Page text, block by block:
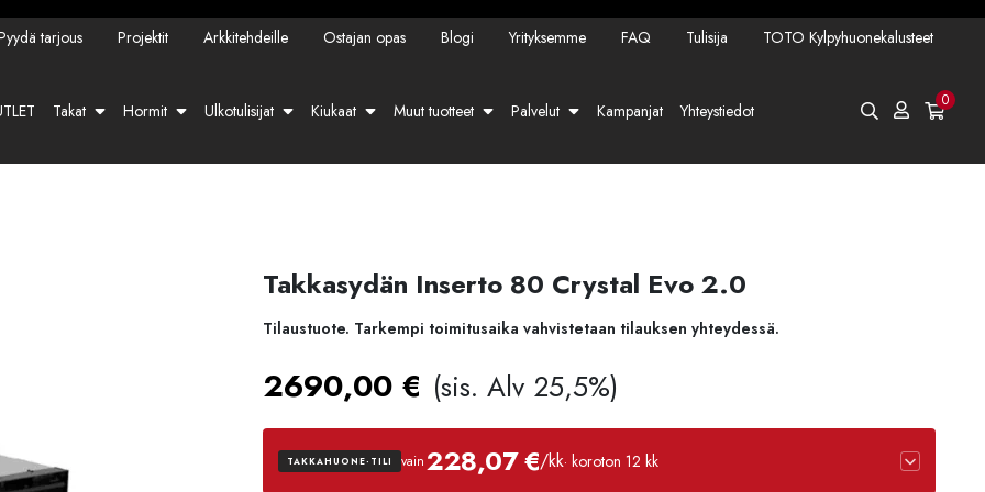
tarjous Projektit Arkkitehdeille Ostajan opas Blogi Yrityksemme FAQ Tulisija TOTO Kylpyhuonekalusteet
Takat Hormit Ulkotulisijat Kiukaat Muut tuotteet Palvelut Kampanjat Yhteystiedot 0
Takkasydän Inserto 80 Crystal Evo 2.0
Tilaustuote. Tarkempi toimitusaika vahvistetaan tilauksen yhteydessä.
2690,00 € (sis. Alv 25,5%)
TAKKAHUONE-TILI vain228,07 €/kk· koroton 12 kk